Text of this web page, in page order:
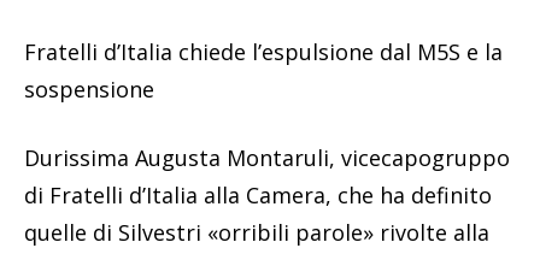
Fratelli d’Italia chiede l’espulsione dal M5S e la
sospensione
Durissima Augusta Montaruli, vicecapogruppo
di Fratelli d’Italia alla Camera, che ha definito
quelle di Silvestri «orribili parole» rivolte alla